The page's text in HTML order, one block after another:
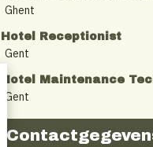
Ghent
Hotel Receptionist
Gent
Hotel Maintenance
Gent